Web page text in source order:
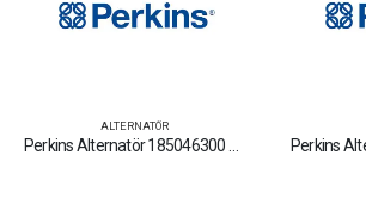
ALTERNATÖR
Perkins Alternatör 185046300 Yedek Parça Fiyat Tamir Bakım Satan Firmalar